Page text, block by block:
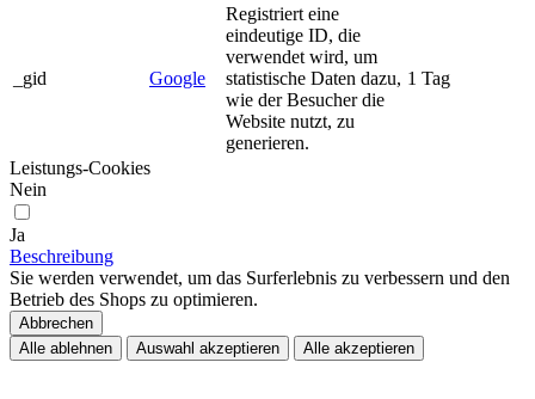
_gid Google
Registriert eine
eindeutige ID, die
verwendet wird, um
statistische Daten dazu,
wie der Besucher die
Website nutzt, zu
generieren.
1 Tag
Leistungs-Cookies
Nein
Ja
Beschreibung
Sie werden verwendet, um das Surferlebnis zu verbessern und den
Betrieb des Shops zu optimieren.
Abbrechen
Alle ablehnen
Auswahl akzeptieren Alle akzeptieren